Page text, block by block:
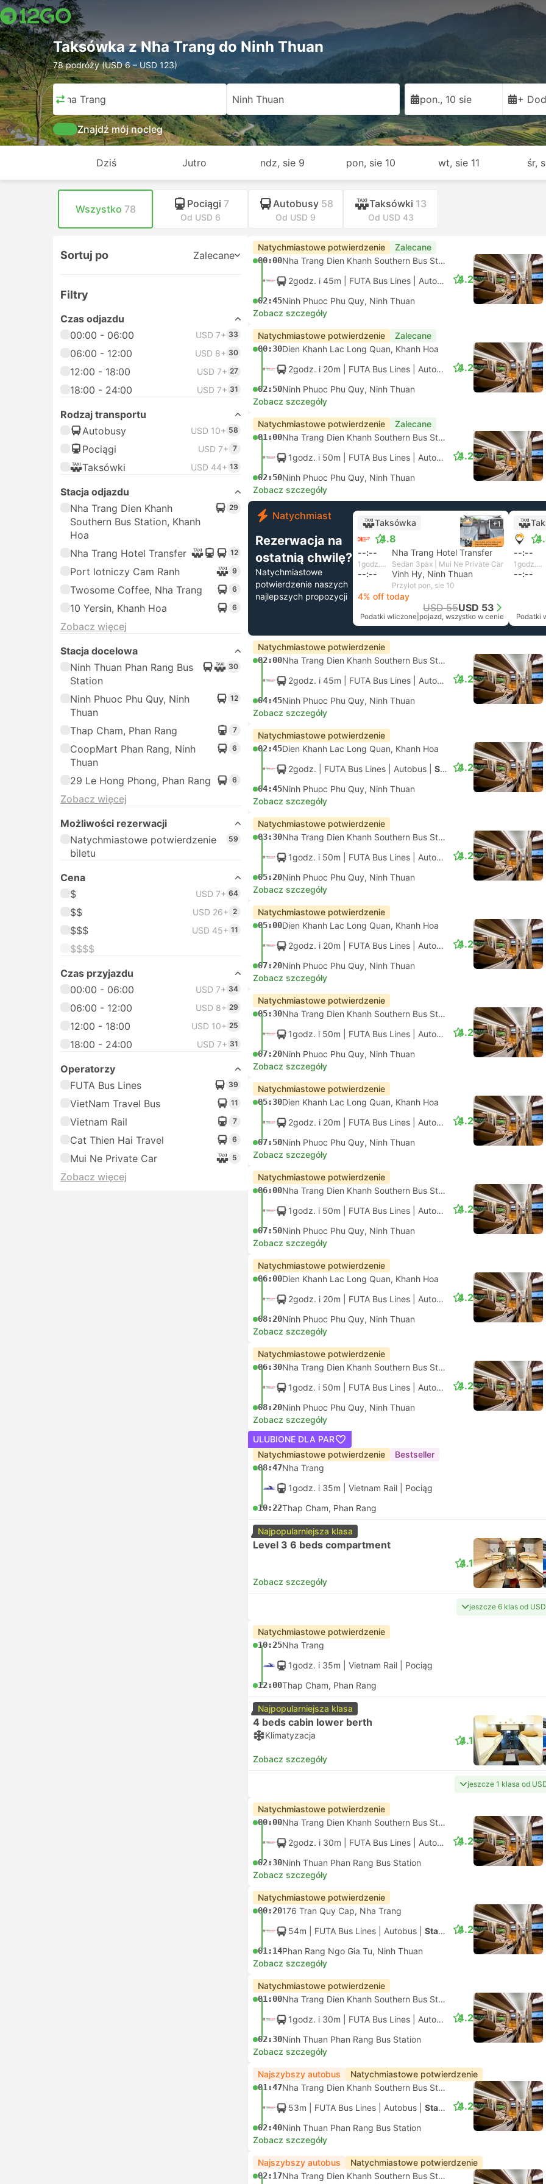
Taksówka z Nha Trang do Ninh Thuan
78 podróży (USD 6 – USD 123)
Nha Trang Ninh Thuan pon., 10 sie +
Znajdź mój nocleg
Dziś Jutro ndz, sie 9 pon, sie 10 wt, sie 11 śr,
Wszystko 78 Pociągi 7
Od USD 6
Autobusy 58
Od USD 9
Taksówki 13
Od USD 43
Sortuj po Zalecane
Filtry
Czas odjazdu
00:00 - 06:00
USD 7+ 33
06:00 - 12:00 USD 8+ 30
12:00 - 18:00 USD 7+ 27
18:00 - 24:00 USD 7+ 31
Rodzaj transportu
Autobusy
USD 10+ 58
Pociągi USD 7+ 7
Taksówki USD 44+ 13
Stacja odjazdu
Nha Trang Dien Khanh
Southern Bus Station, Khanh
Hoa
29
Nha Trang Hotel Transfer 12
Port lotniczy Cam Ranh 9
Twosome Coffee, Nha Trang 6
10 Yersin, Khanh Hoa 6
Zobacz więcej
Stacja docelowa
Ninh Thuan Phan Rang Bus
Station
30
Ninh Phuoc Phu Quy, Ninh
Thuan
12
Thap Cham, Phan Rang 7
CoopMart Phan Rang, Ninh
Thuan
6
29 Le Hong Phong, Phan Rang 6
Zobacz więcej
Możliwości rezerwacji
Natychmiastowe potwierdzenie
biletu
59
Cena
$
USD 7+ 64
$$ USD 26+ 2
$$$ USD 45+ 11
$$$$
Czas przyjazdu
00:00 - 06:00
USD 7+ 34
06:00 - 12:00 USD 8+ 29
12:00 - 18:00 USD 10+ 25
18:00 - 24:00 USD 7+ 31
Operatorzy
FUTA Bus Lines
39
VietNam Travel Bus 11
Vietnam Rail 7
Cat Thien Hai Travel 6
Mui Ne Private Car 5
Zobacz więcej
Natychmiastowe potwierdzenie Zalecane
00:00
Nha Trang Dien Khanh Southern Bus Station, Khanh Hoa
2godz. i 45m | FUTA Bus Lines Autobus |Standard z
02:45Ninh Phuoc Phu Quy, Ninh Thuan
4.2
Zobacz szczegóły
Natychmiastowe potwierdzenie Zalecane
00:30Dien Khanh Lac Long Quan, Khanh Hoa
2godz. i 20m | FUTA Bus Lines Autobus |Standard z
02:50Ninh Phuoc Phu Quy, Ninh Thuan
4.2
Zobacz szczegóły
Natychmiastowe potwierdzenie Zalecane
01:00
Nha Trang Dien Khanh Southern Bus Station, Khanh Hoa
1godz. i 50m | FUTA Bus Lines Autobus |Standard z
02:50Ninh Phuoc Phu Quy, Ninh Thuan
4.2
Zobacz szczegóły
Natychmiast
Rezerwacja na
ostatnią chwilę?
Natychmiastowe
potwierdzenie naszych
najlepszych propozycji
Taksówka
4.8
+1
--:-- Nha Trang Hotel Transfer
1godz. i 40m Sedan 3pax | Mui Ne Private Car
--:-- Vinh Hy, Ninh Thuan
Przylot pon, sie 10
4% off today
USD 55USD 53
Podatki wliczone pojazd, wszystko w cenie
--:--
1godz. i 15m
--:--
Podatki
Natychmiastowe potwierdzenie
02:00
Nha Trang Dien Khanh Southern Bus Station, Khanh Hoa
2godz. i 45m | FUTA Bus Lines Autobus |Standard z
04:45Ninh Phuoc Phu Quy, Ninh Thuan
4.2
Zobacz szczegóły
Natychmiastowe potwierdzenie
02:45Dien Khanh Lac Long Quan, Khanh Hoa
2godz. | FUTA Bus Lines Autobus Standard z klimatyzacją
04:45Ninh Phuoc Phu Quy, Ninh Thuan
4.2
Zobacz szczegóły
Natychmiastowe potwierdzenie
03:30
Nha Trang Dien Khanh Southern Bus Station, Khanh Hoa
1godz. i 50m | FUTA Bus Lines Autobus |Standard z
05:20Ninh Phuoc Phu Quy, Ninh Thuan
4.2
Zobacz szczegóły
Natychmiastowe potwierdzenie
05:00Dien Khanh Lac Long Quan, Khanh Hoa
2godz. i 20m | FUTA Bus Lines Autobus |Standard z
07:20Ninh Phuoc Phu Quy, Ninh Thuan
4.2
Zobacz szczegóły
Natychmiastowe potwierdzenie
05:30
Nha Trang Dien Khanh Southern Bus Station, Khanh Hoa
1godz. i 50m | FUTA Bus Lines Autobus |Standard z
07:20Ninh Phuoc Phu Quy, Ninh Thuan
4.2
Zobacz szczegóły
Natychmiastowe potwierdzenie
05:30Dien Khanh Lac Long Quan, Khanh Hoa
2godz. i 20m | FUTA Bus Lines Autobus |Standard z
07:50Ninh Phuoc Phu Quy, Ninh Thuan
4.2
Zobacz szczegóły
Natychmiastowe potwierdzenie
06:00
Nha Trang Dien Khanh Southern Bus Station, Khanh Hoa
1godz. i 50m | FUTA Bus Lines Autobus |Standard z
07:50Ninh Phuoc Phu Quy, Ninh Thuan
4.2
Zobacz szczegóły
Natychmiastowe potwierdzenie
06:00Dien Khanh Lac Long Quan, Khanh Hoa
2godz. i 20m | FUTA Bus Lines Autobus |Standard z
08:20Ninh Phuoc Phu Quy, Ninh Thuan
4.2
Zobacz szczegóły
Natychmiastowe potwierdzenie
06:30
Nha Trang Dien Khanh Southern Bus Station, Khanh Hoa
1godz. i 50m | FUTA Bus Lines Autobus |Standard z
08:20Ninh Phuoc Phu Quy, Ninh Thuan
4.2
Zobacz szczegóły
ULUBIONE DLA PAR
Natychmiastowe potwierdzenie
Bestseller
08:47Nha Trang
1godz. i 35m | Vietnam Rail Pociąg
10:22Thap Cham, Phan Rang
Najpopularniejsza klasa
Level 3 6 beds compartment
Zobacz szczegóły
4.1
jeszcze 6 klas od
Natychmiastowe potwierdzenie
10:25Nha Trang
1godz. i 35m | Vietnam Rail Pociąg
12:00Thap Cham, Phan Rang
Najpopularniejsza klasa
4 beds cabin lower berth
Klimatyzacja
Zobacz szczegóły
4.1
jeszcze 1 klasa od
Natychmiastowe potwierdzenie
00:00
Nha Trang Dien Khanh Southern Bus Station, Khanh Hoa
2godz. i 30m | FUTA Bus Lines Autobus |Standard z
02:30Ninh Thuan Phan Rang Bus Station
4.2
Zobacz szczegóły
Natychmiastowe potwierdzenie
00:20176 Tran Quy Cap, Nha Trang
54m | FUTA Bus Lines Autobus Standard z klimatyzacją
01:14Phan Rang Ngo Gia Tu, Ninh Thuan
4.2
Zobacz szczegóły
Natychmiastowe potwierdzenie
01:00
Nha Trang Dien Khanh Southern Bus Station, Khanh Hoa
1godz. i 30m | FUTA Bus Lines Autobus |Standard z
02:30Ninh Thuan Phan Rang Bus Station
4.2
Zobacz szczegóły
Najszybszy autobus Natychmiastowe potwierdzenie
01:47
Nha Trang Dien Khanh Southern Bus Station, Khanh Hoa
53m | FUTA Bus Lines Autobus Standard z klimatyzacją
02:40Ninh Thuan Phan Rang Bus Station
4.2
Zobacz szczegóły
Najszybszy autobus Natychmiastowe potwierdzenie
02:17 Nha Trang Dien Khanh Southern Bus Station, Khanh Hoa